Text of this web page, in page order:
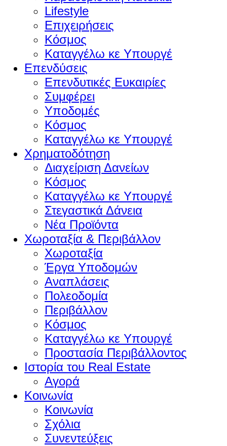
Lifestyle
Επιχειρήσεις
Κόσμος
Καταγγέλω κε Υπουργέ
Επενδύσεις
Επενδυτικές Ευκαιρίες
Συμφέρει
Υποδομές
Κόσμος
Καταγγέλω κε Υπουργέ
Χρηματοδότηση
Διαχείριση Δανείων
Κόσμος
Καταγγέλω κε Υπουργέ
Στεγαστικά Δάνεια
Νέα Προϊόντα
Χωροταξία & Περιβάλλον
Χωροταξία
Έργα Υποδομών
Αναπλάσεις
Πολεοδομία
Περιβάλλον
Κόσμος
Καταγγέλω κε Υπουργέ
Προστασία Περιβάλλοντος
Ιστορία του Real Estate
Αγορά
Κοινωνία
Κοινωνία
Σχόλια
Συνεντεύξεις